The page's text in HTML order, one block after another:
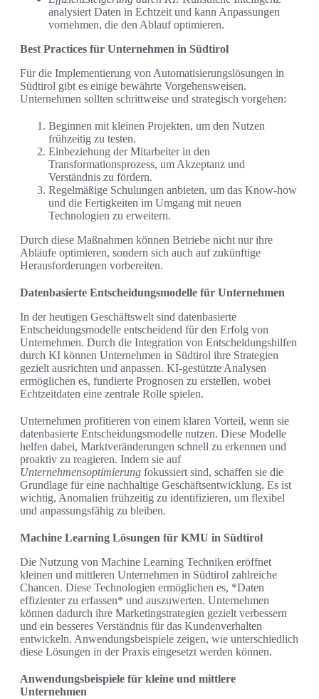
analysiert Daten in Echtzeit und kann Anpassungen
vornehmen, die den Ablauf optimieren.
Best Practices für Unternehmen in Südtirol
Für die Implementierung von Automatisierungslösungen in
Südtirol gibt es einige bewährte Vorgehensweisen.
Unternehmen sollten schrittweise und strategisch vorgehen:
Beginnen mit kleinen Projekten, um den Nutzen
frühzeitig zu testen.
Einbeziehung der Mitarbeiter in den
Transformationsprozess, um Akzeptanz und
Verständnis zu fördern.
Regelmäßige Schulungen anbieten, um das Know-how
und die Fertigkeiten im Umgang mit neuen
Technologien zu erweitern.
Durch diese Maßnahmen können Betriebe nicht nur ihre
Abläufe optimieren, sondern sich auch auf zukünftige
Herausforderungen vorbereiten.
Datenbasierte Entscheidungsmodelle für Unternehmen
In der heutigen Geschäftswelt sind datenbasierte
Entscheidungsmodelle entscheidend für den Erfolg von
Unternehmen. Durch die Integration von Entscheidungshilfen
durch KI können Unternehmen in Südtirol ihre Strategien
gezielt ausrichten und anpassen. KI-gestützte Analysen
ermöglichen es, fundierte Prognosen zu erstellen, wobei
Echtzeitdaten eine zentrale Rolle spielen.
Unternehmen profitieren von einem klaren Vorteil, wenn sie
datenbasierte Entscheidungsmodelle nutzen. Diese Modelle
helfen dabei, Marktveränderungen schnell zu erkennen und
proaktiv zu reagieren. Indem sie auf
Unternehmensoptimierung fokussiert sind, schaffen sie die
Grundlage für eine nachhaltige Geschäftsentwicklung. Es ist
wichtig, Anomalien frühzeitig zu identifizieren, um flexibel
und anpassungsfähig zu bleiben.
Machine Learning Lösungen für KMU in Südtirol
Die Nutzung von Machine Learning Techniken eröffnet
kleinen und mittleren Unternehmen in Südtirol zahlreiche
Chancen. Diese Technologien ermöglichen es, *Daten
effizienter zu erfassen* und auszuwerten. Unternehmen
können dadurch ihre Marketingstrategien gezielt verbessern
und ein besseres Verständnis für das Kundenverhalten
entwickeln. Anwendungsbeispiele zeigen, wie unterschiedlich
diese Lösungen in der Praxis eingesetzt werden können.
Anwendungsbeispiele für kleine und mittlere
Unternehmen